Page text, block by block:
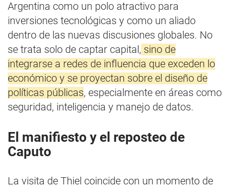
Argentina como un polo atractivo para
inversiones tecnológicas y como un aliado
dentro de las nuevas discusiones globales. No
se trata solo de captar capital, sino de
integrarse a redes de influencia que exceden lo
económico y se proyectan sobre el diseño de
políticas públicas, especialmente en áreas como
seguridad, inteligencia y manejo de datos.
El manifiesto y el reposteo de
Caputo
La visita de Thiel coincide con un momento de